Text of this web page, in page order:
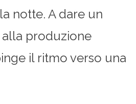
notte. A dare un
produzione
il ritmo verso una